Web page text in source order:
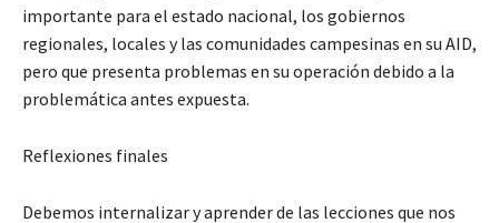
importante para el estado nacional, los gobiernos
regionales, locales y las comunidades campesinas en su AID,
pero que presenta problemas en su operación debido a la
problemática antes expuesta.
Reflexiones finales
Debemos internalizar y aprender de las lecciones que nos